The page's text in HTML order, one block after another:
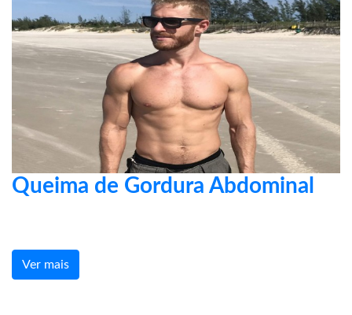
Queima de Gordura Abdominal
Ver mais